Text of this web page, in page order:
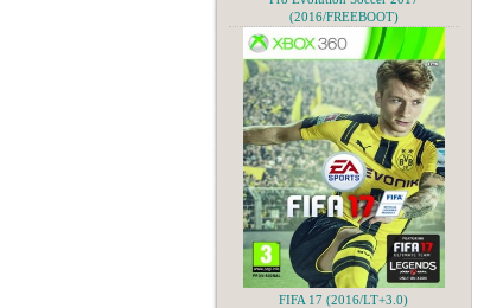
(2016/FREEBOOT)
FIFA 17 (2016/LT+3.0)